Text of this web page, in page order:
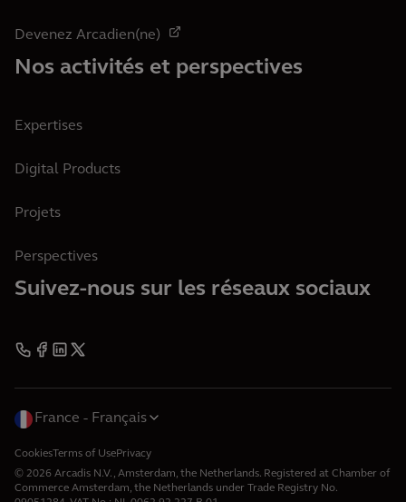
Devenez Arcadien(ne)
Nos activités et perspectives
Expertises
Digital Products
Projets
Perspectives
Suivez-nous sur les réseaux sociaux
© 2026 Arcadis N.V., Amsterdam, the Netherlands. Registered at Chamber of
Commerce Amsterdam, the Netherlands under Trade Registry No.
CookiesTerms of UsePrivacy
France Français